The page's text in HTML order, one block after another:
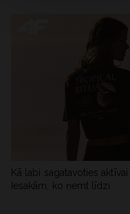
Kā labi sagatavoties
Iesakām, ko ņemt līdzi